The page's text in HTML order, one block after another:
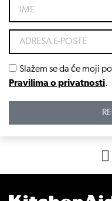
Slažem se da će moji
Pravilima o privatnosti.